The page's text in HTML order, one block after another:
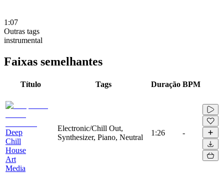
1:07
Outras tags
instrumental
Faixas semelhantes
Título Tags Duração BPM
Deep
Chill
House
Art
Media
Electronic/Chill Out,
Synthesizer, Piano, Neutral
1:26 -